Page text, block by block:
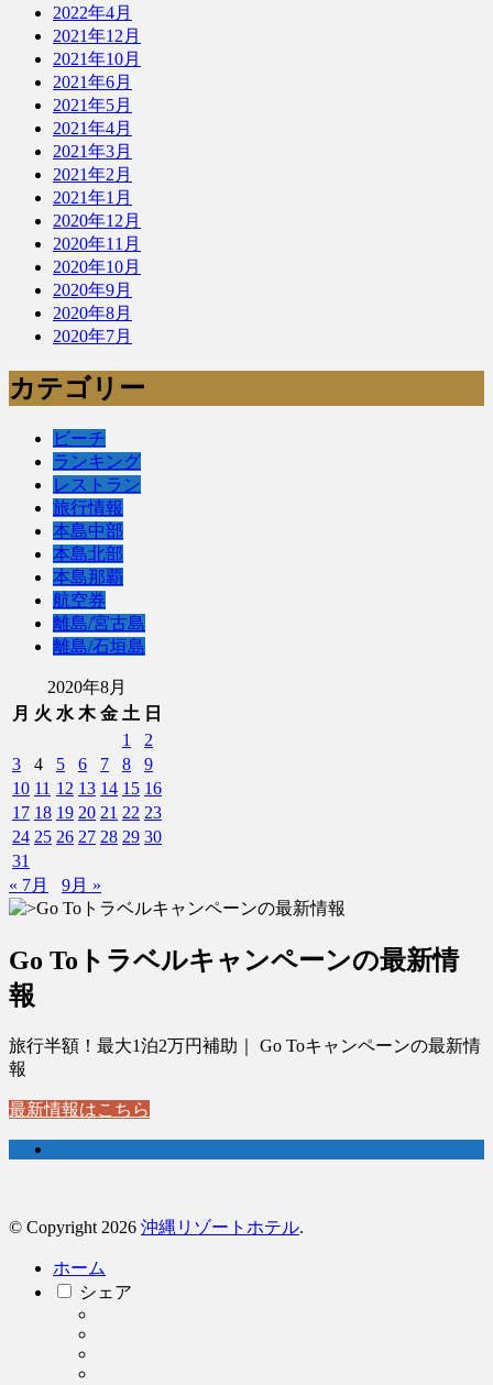
2022年4月
2021年12月
2021年10月
2021年6月
2021年5月
2021年4月
2021年3月
2021年2月
2021年1月
2020年12月
2020年11月
2020年10月
2020年9月
2020年8月
2020年7月
カテゴリー
ビーチ
ランキング
レストラン
旅行情報
本島中部
本島北部
本島那覇
航空券
離島/宮古島
離島/石垣島
2020年8月
月 火 水 木 金 土 日
1
2
3
4 5 6 7 8
9
10 11 12 13 14 15 16
17 18 19 20 21 22 23
24 25 26 27 28 29 30
31
« 7月
9月 »
Go Toトラベルキャンペーンの最新情
報
旅行半額！最大1泊2万円補助｜ Go Toキャンペーンの最新情
報
最新情報はこちら
© Copyright 2026 沖縄リゾートホテル.
ホーム
シェア